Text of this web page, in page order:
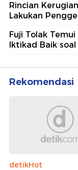
Rincian
Lakukan
Fuji Tolak
Iktikad Baik
Rekomendasi
detikHot